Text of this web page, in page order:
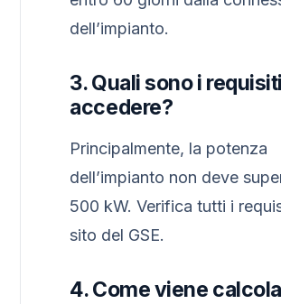
dell’impianto.
3. Quali sono i
accedere?
Principalmente, la potenza
dell’impianto non deve
500 kW. Verifica tutti i
sito del GSE.
4. Come viene